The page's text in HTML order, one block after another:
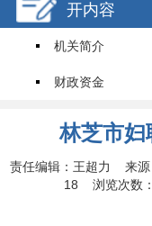
开内容
机关简介
财政资金
试点领域基层政务公开
林芝市妇
责任编辑：王超力 来
18 浏览次数：